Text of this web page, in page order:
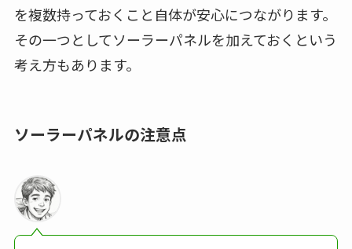
を複数持っておくこと自体が安心につながります。
その一つとしてソーラーパネルを加えておくという
考え方もあります。
ソーラーパネルの注意点